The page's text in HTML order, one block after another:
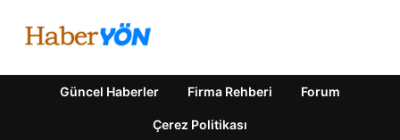
Güncel Haberler Firma Rehberi Forum
Çerez Politikası